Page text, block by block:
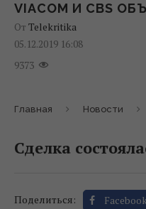
VIACOM И CBS
От Telekritika
05.12.2019 16:08
9373
Главная Новости
Сделка
Поделиться: